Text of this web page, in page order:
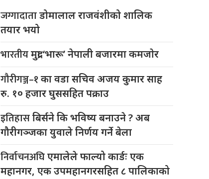
जग्गादाताडोमालाल राजवंशीको शालिक
तयार भयो
भारतीयमुद्रा ‘भारू’ नेपाली बजारमा कमजाेर
गौरीगञ्ज–१का वडा सचिव अजय कुमार साह
रु. १० हजार घुससहित पक्राउ
इतिहासबिर्सने कि भविष्य बनाउने ? अब
गौरीगञ्जका युवाले निर्णय गर्ने बेला
निर्वाचनअघिएमालेले फाल्यो कार्डः एक
महानगर, एक उपमहानगरसहित ८ पालिकाको